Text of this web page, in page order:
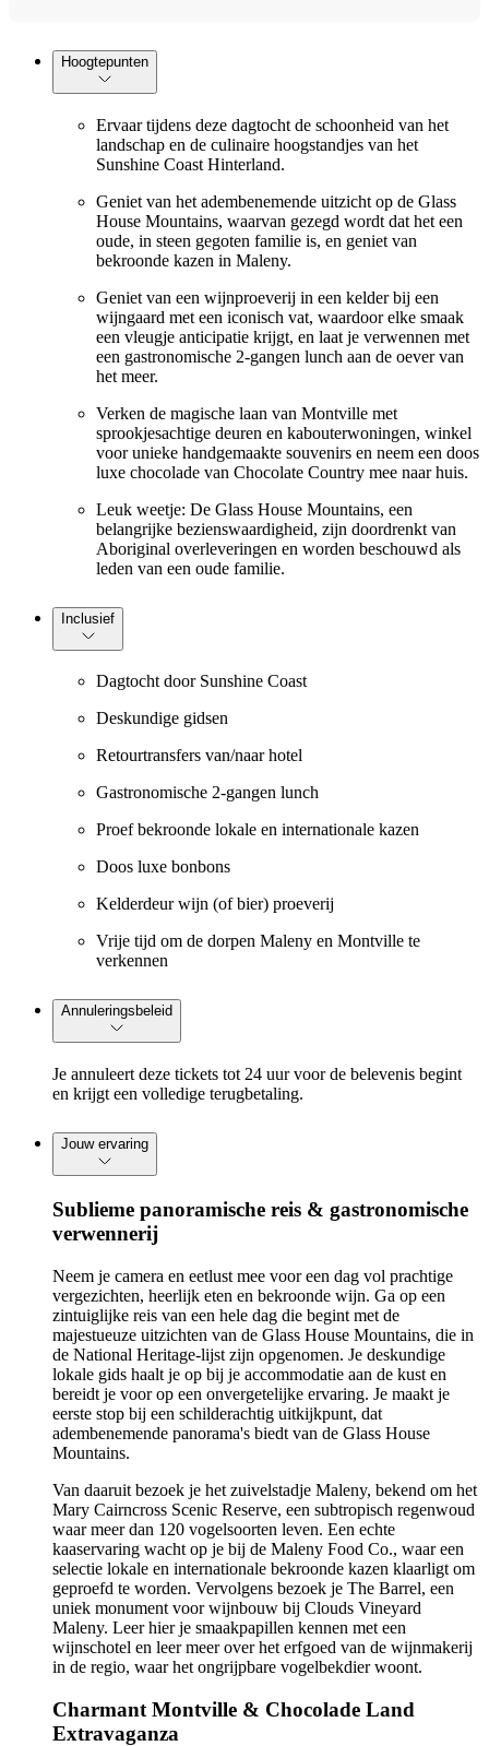
Hoogtepunten
Ervaar tijdens deze dagtocht de schoonheid van het
landschap en de culinaire hoogstandjes van het
Sunshine Coast Hinterland.
Geniet van het adembenemende uitzicht op de Glass
House Mountains, waarvan gezegd wordt dat het een
oude, in steen gegoten familie is, en geniet van
bekroonde kazen in Maleny.
Geniet van een wijnproeverij in een kelder bij een
wijngaard met een iconisch vat, waardoor elke smaak
een vleugje anticipatie krijgt, en laat je verwennen met
een gastronomische 2-gangen lunch aan de oever van
het meer.
Verken de magische laan van Montville met
sprookjesachtige deuren en kabouterwoningen, winkel
voor unieke handgemaakte souvenirs en neem een doos
luxe chocolade van Chocolate Country mee naar huis.
Leuk weetje: De Glass House Mountains, een
belangrijke bezienswaardigheid, zijn doordrenkt van
Aboriginal overleveringen en worden beschouwd als
leden van een oude familie.
Inclusief
Dagtocht door Sunshine Coast
Deskundige gidsen
Retourtransfers van/naar hotel
Gastronomische 2-gangen lunch
Proef bekroonde lokale en internationale kazen
Doos luxe bonbons
Kelderdeur wijn (of bier) proeverij
Vrije tijd om de dorpen Maleny en Montville te
verkennen
Annuleringsbeleid
Je annuleert deze tickets tot 24 uur voor de belevenis begint
en krijgt een volledige terugbetaling.
Jouw ervaring
Sublieme panoramische reis & gastronomische
verwennerij
Neem je camera en eetlust mee voor een dag vol prachtige
vergezichten, heerlijk eten en bekroonde wijn. Ga op een
zintuiglijke reis van een hele dag die begint met de
majestueuze uitzichten van de Glass House Mountains, die in
de National Heritage-lijst zijn opgenomen. Je deskundige
lokale gids haalt je op bij je accommodatie aan de kust en
bereidt je voor op een onvergetelijke ervaring. Je maakt je
eerste stop bij een schilderachtig uitkijkpunt, dat
adembenemende panorama's biedt van de Glass House
Mountains.
Van daaruit bezoek je het zuivelstadje Maleny, bekend om het
Mary Cairncross Scenic Reserve, een subtropisch regenwoud
waar meer dan 120 vogelsoorten leven. Een echte
kaaservaring wacht op je bij de Maleny Food Co., waar een
selectie lokale en internationale bekroonde kazen klaarligt om
geproefd te worden. Vervolgens bezoek je The Barrel, een
uniek monument voor wijnbouw bij Clouds Vineyard
Maleny. Leer hier je smaakpapillen kennen met een
wijnschotel en leer meer over het erfgoed van de wijnmakerij
in de regio, waar het ongrijpbare vogelbekdier woont.
Charmant Montville & Chocolade Land
Extravaganza